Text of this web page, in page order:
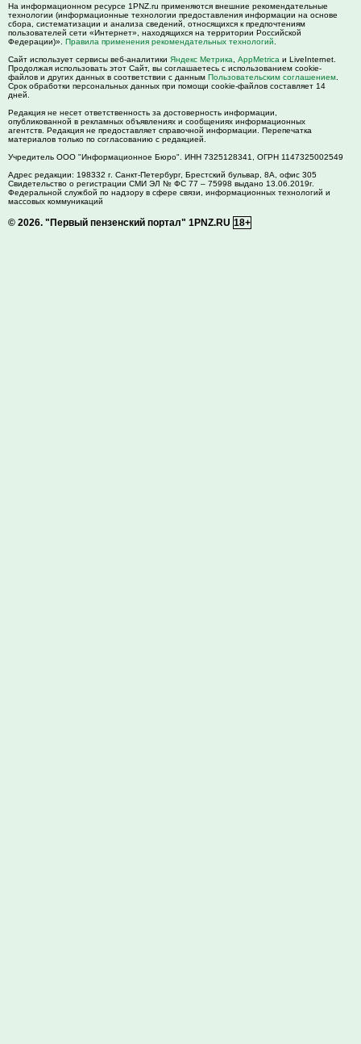
На информационном ресурсе 1PNZ.ru применяются внешние рекомендательные
технологии (информационные технологии предоставления информации на основе
сбора, систематизации и анализа сведений, относящихся к предпочтениям
пользователей сети «Интернет», находящихся на территории Российской
Федерации)». Правила применения рекомендательных технологий
Сайт использует сервисы веб-аналитики Яндекс Метрика AppMetrica и LiveInternet.
Продолжая использовать этот Сайт, вы соглашаетесь с использованием cookie-
файлов и других данных в соответствии с данным Пользовательским соглашением
Срок обработки персональных данных при помощи cookie-файлов составляет 14
дней.
Редакция не несет ответственность за достоверность информации,
опубликованной в рекламных объявлениях и сообщениях информационных
агентств. Редакция не предоставляет справочной информации. Перепечатка
материалов только по согласованию с редакцией.
Учредитель ООО "Информационное Бюро". ИНН 7325128341, ОГРН 1147325002549
Адрес редакции: 198332 г. Санкт-Петербург, Брестский бульвар, 8А, офис 305
Свидетельство о регистрации СМИ ЭЛ № ФС 77 – 75998 выдано 13.06.2019г.
Федеральной службой по надзору в сфере связи, информационных технологий и
массовых коммуникаций
© 2026. "Первый пензенский портал" 1PNZ.RU 18+